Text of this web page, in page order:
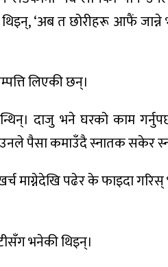
‘अब त छोरीहरू आफैं
लिएकी छन्।
दाजु भने घरको काम
पैसा कमाउँदै स्नातक सकेर
माग्नेदेखि पढेर के फाइदा
भनेकी थिइन्।